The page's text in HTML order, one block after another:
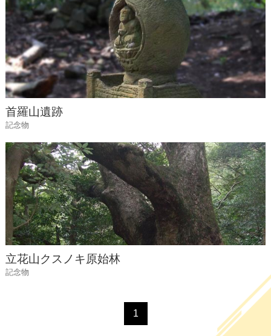
首羅山遺跡
記念物
立花山クスノキ原始林
記念物
1